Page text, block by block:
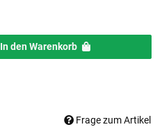
In den Warenkorb
Frage zum Artikel